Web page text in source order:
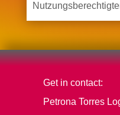
Get in contact:
Petrona Torres